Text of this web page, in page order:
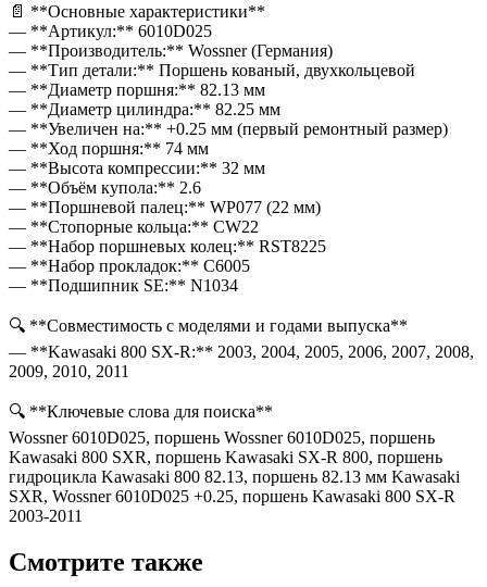
📄 **Основные характеристики**
— **Артикул:** 6010D025
— **Производитель:** Wossner (Германия)
— **Тип детали:** Поршень кованый, двухкольцевой
— **Диаметр поршня:** 82.13 мм
— **Диаметр цилиндра:** 82.25 мм
— **Увеличен на:** +0.25 мм (первый ремонтный размер)
— **Ход поршня:** 74 мм
— **Высота компрессии:** 32 мм
— **Объём купола:** 2.6
— **Поршневой палец:** WP077 (22 мм)
— **Стопорные кольца:** CW22
— **Набор поршневых колец:** RST8225
— **Набор прокладок:** C6005
— **Подшипник SE:** N1034
🔍 **Совместимость с моделями и годами выпуска**
— **Kawasaki 800 SX-R:** 2003, 2004, 2005, 2006, 2007, 2008,
2009, 2010, 2011
🔍 **Ключевые слова для поиска**
Wossner 6010D025, поршень Wossner 6010D025, поршень
Kawasaki 800 SXR, поршень Kawasaki SX-R 800, поршень
гидроцикла Kawasaki 800 82.13, поршень 82.13 мм Kawasaki
SXR, Wossner 6010D025 +0.25, поршень Kawasaki 800 SX-R
2003-2011
Смотрите также